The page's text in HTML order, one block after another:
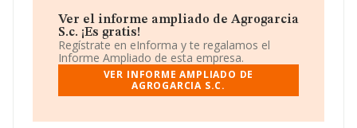
Ver el informe ampliado de Agrogarcia
S.c. ¡Es gratis!
Regístrate en eInforma y te regalamos el
Informe Ampliado de esta empresa.
VER INFORME AMPLIADO DE
AGROGARCIA S.C.